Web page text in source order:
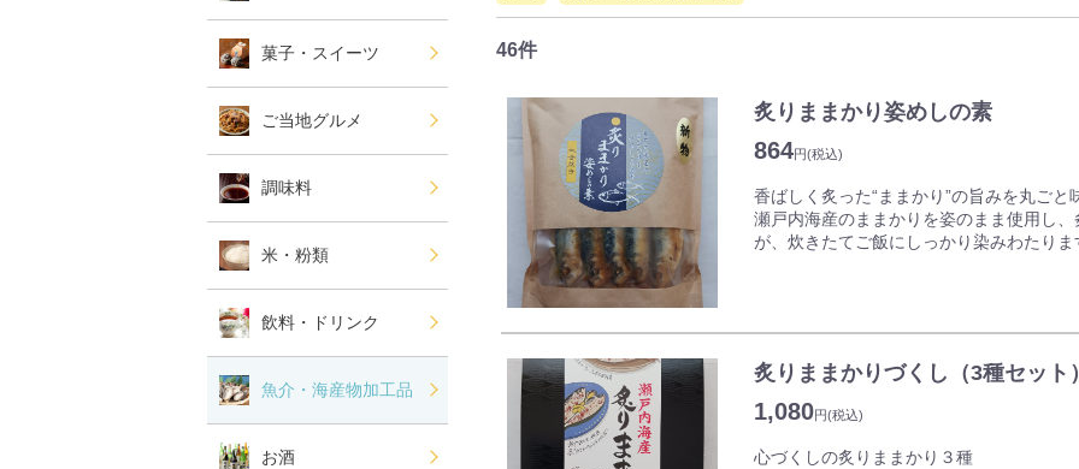
菓子・スイーツ
ご当地グルメ
調味料
米・粉類
飲料・ドリンク
魚介・海産物加工品
お酒
46件
炙りままかり姿めしの素
864円(税込)
香ばしく炙った“ままかり”の旨みを丸ご
瀬戸内海産のままかりを姿のまま使用し
が、炊きたてご飯にしっかり染みわたりま
だけます。
炙りままかりづくし（3種セット
1,080円(税込)
心づくしの炙りままかり３種